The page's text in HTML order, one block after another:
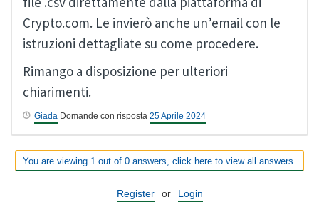
Crypto.com. Le invierò anche un’email con le
istruzioni dettagliate su come procedere.
Rimango a disposizione per ulteriori
chiarimenti.
Giada Domande con risposta 25 Aprile 2024
You are viewing 1 out of 0 answers, click here to view all answers.
Register or Login